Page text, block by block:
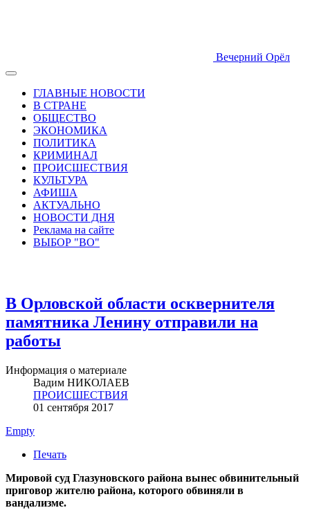
Вечерний Орёл
ГЛАВНЫЕ НОВОСТИ
В СТРАНЕ
ОБЩЕСТВО
ЭКОНОМИКА
ПОЛИТИКА
КРИМИНАЛ
ПРОИСШЕСТВИЯ
КУЛЬТУРА
АФИША
АКТУАЛЬНО
НОВОСТИ ДНЯ
Реклама на сайте
ВЫБОР "ВО"
В Орловской области осквернителя
памятника Ленину отправили на
работы
Информация о материале
Вадим НИКОЛАЕВ
ПРОИСШЕСТВИЯ
01 сентября 2017
Empty
Печать
Мировой суд Глазуновского района вынес обвинительный
приговор жителю района, которого обвиняли в
вандализме.